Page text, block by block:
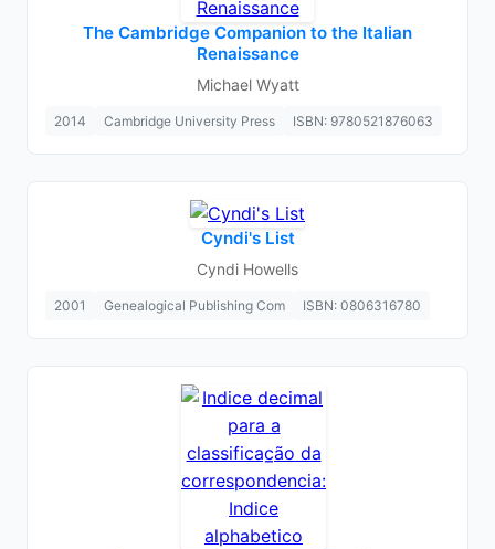
The Cambridge Companion to the Italian
Renaissance
Michael Wyatt
2014 Cambridge University Press ISBN: 9780521876063
Cyndi's List
Cyndi Howells
2001 Genealogical Publishing Com ISBN: 0806316780